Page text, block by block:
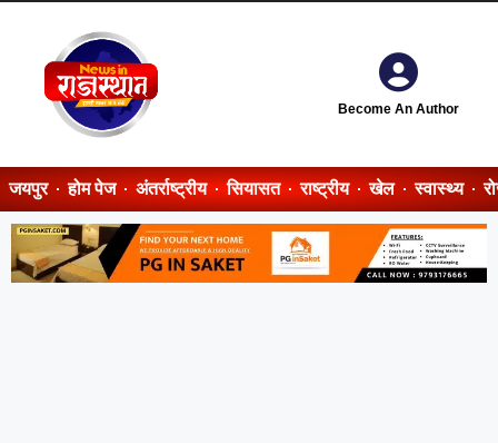
Become An Author
जयपुर होम पेज अंतर्राष्ट्रीय सियासत राष्ट्रीय खेल स्वास्थ्य